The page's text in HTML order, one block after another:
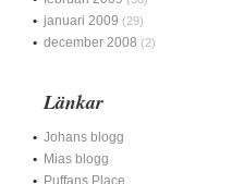
januari 2009 (29)
december 2008 (2)
Länkar
Johans blogg
Mias blogg
Puffans Place